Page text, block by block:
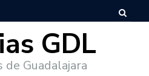
GDL
de Guadalajara